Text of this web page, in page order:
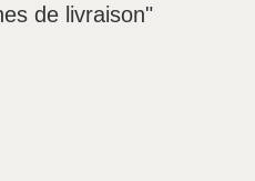
de livraison"